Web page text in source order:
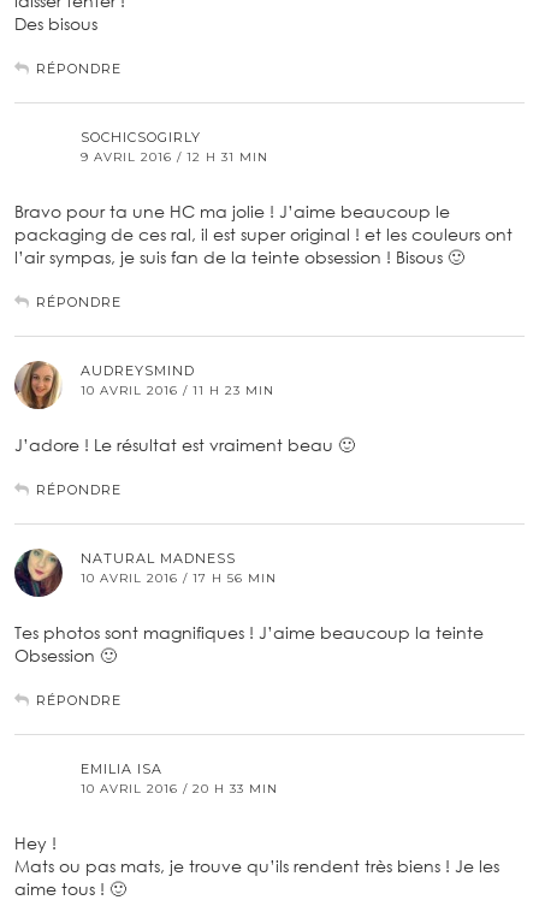
Des bisous
RÉPONDRE
SOCHICSOGIRLY
9 AVRIL 2016 / 12 H 31 MIN
Bravo pour ta une HC ma jolie ! J’aime beaucoup le
packaging de ces ral, il est super original ! et les couleurs ont
l’air sympas, je suis fan de la teinte obsession ! Bisous 🙂
RÉPONDRE
AUDREYSMIND
10 AVRIL 2016 / 11 H 23 MIN
J’adore ! Le résultat est vraiment beau 🙂
RÉPONDRE
NATURAL MADNESS
10 AVRIL 2016 / 17 H 56 MIN
Tes photos sont magnifiques ! J’aime beaucoup la teinte
Obsession 🙂
RÉPONDRE
EMILIA ISA
10 AVRIL 2016 / 20 H 33 MIN
Hey !
Mats ou pas mats, je trouve qu’ils rendent très biens ! Je les
aime tous ! 🙂